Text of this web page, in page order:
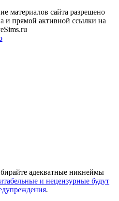
материалов сайта разрешено
и прямой активной ссылки на
адекватные никнеймы
и нецензурные будут
.